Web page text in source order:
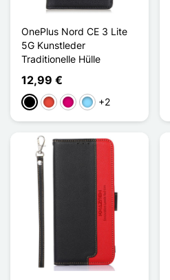
OnePlus Nord CE 3 Lite
5G Kunstleder
Traditionelle Hülle
12,99 €
Schwarz
Rot Magenta
Hellblau
+2